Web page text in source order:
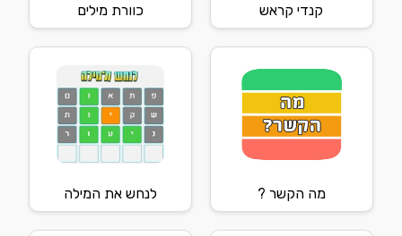
קנדי קראש כוורת מילים
מה הקשר ? לנחש את המילה